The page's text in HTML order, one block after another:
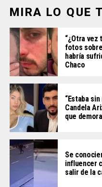
MIRA LO QUE
“¿Otra vez
fotos
habría
Chaco
“Estaba
Candela
que
Se
influencer
salir de la